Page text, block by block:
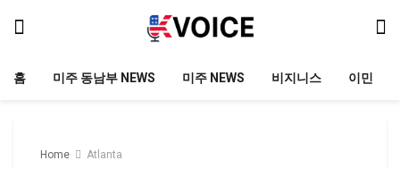
홈 미주 동남부 NEWS 미주 NEWS 비지니스 이민
Home Atlanta